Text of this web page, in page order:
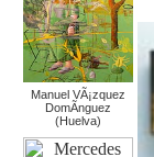
Manuel VÃ¡zquez
DomÃ­nguez
(Huelva)